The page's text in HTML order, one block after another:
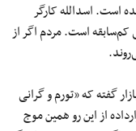
است. اسدالله کارگر
کم‌سابقه است. مردم اگر از
گفته که «تورم و گرانی
از این رو همین موج